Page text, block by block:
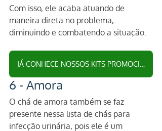
Com isso, ele acaba atuando de
maneira direta no problema,
diminuindo e combatendo a situação.
6 - Amora
O chá de amora também se faz
presente nessa lista de chás para
infecção urinária, pois ele é um